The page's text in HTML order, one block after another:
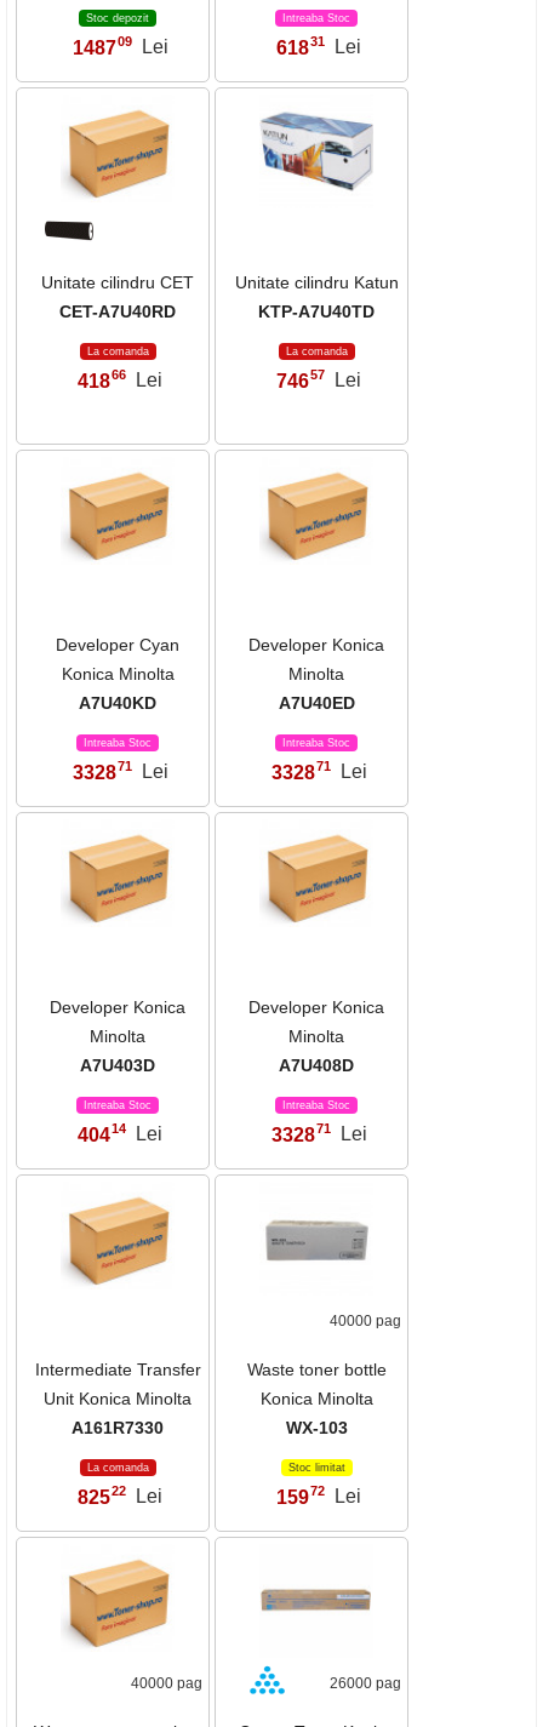
Stoc depozit
1487,09 Lei
Intreaba Stoc
61831 Lei
Unitate cilindru CET
CET-A7U40RD
La comanda
41866 Lei
Unitate cilindru Katun
KTP-A7U40TD
La comanda
74657 Lei
Developer Cyan
Konica Minolta
A7U40KD
Intreaba Stoc
332871 Lei
Developer Konica
Minolta
A7U40ED
Intreaba Stoc
332871 Lei
Developer Konica
Minolta
A7U403D
Intreaba Stoc
40414 Lei
Developer Konica
Minolta
A7U408D
Intreaba Stoc
332871 Lei
Intermediate Transfer
Unit Konica Minolta
A161R7330
La comanda
82522 Lei
40000 pag
Waste toner bottle
Konica Minolta
WX-103
Stoc limitat
15972 Lei
40000 pag 26000 pag